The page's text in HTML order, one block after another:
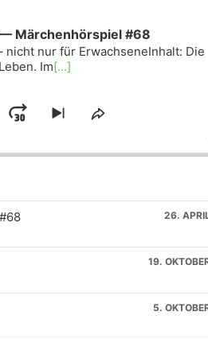
Märchenhörspiel #68
nicht nur für ErwachseneInhalt: Die
Im[...]
JUMPSKIP
NEXT
SHARE
EPISODE
26.
19.
5.